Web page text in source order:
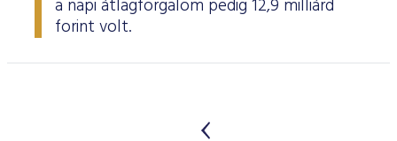
a napi átlagforgalom pedig 12,9 milliárd
forint volt.